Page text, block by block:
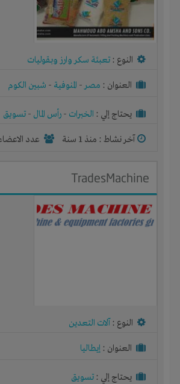
النوع : تعبئة سكر وارز وبقوليات
العنوان : مصر- المنوفية - شبين الكوم
يحتاج إلي : الخبرات - رأس المال - تسويق
آخر نشاط : منذ 1 سنة عدد الاعضاء : 3
TradesMachine
النوع : آلات التعدين
العنوان : إيطاليا
يحتاج إلي : تسويق